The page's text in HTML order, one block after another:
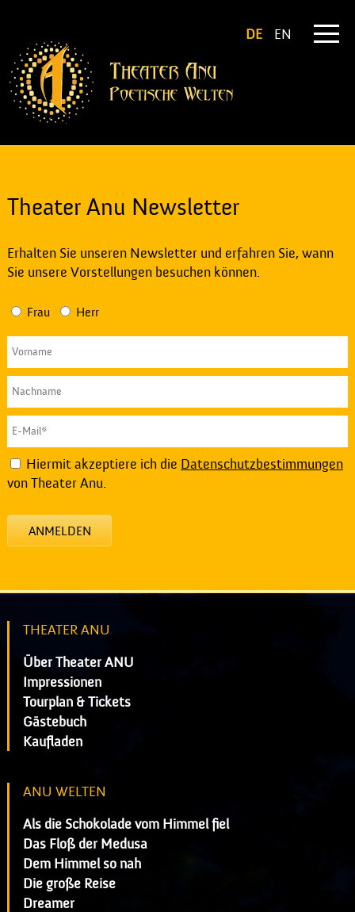
DE EN
Theater Anu Newsletter
Erhalten Sie unseren Newsletter und erfahren Sie, wann
Sie unsere Vorstellungen besuchen können.
Frau Herr
Hiermit akzeptiere ich die Datenschutzbestimmungen
von Theater Anu.
ANMELDEN
THEATER ANU
Über Theater ANU
Impressionen
Tourplan & Tickets
Gästebuch
Kaufladen
ANU WELTEN
Als die Schokolade vom Himmel fiel
Das Floß der Medusa
Dem Himmel so nah
Die große Reise
Dreamer